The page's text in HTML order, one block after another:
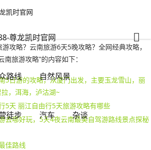
凯时官网
尊龙凯时官网
路线 自然风景
徒步 汽车 杂谈
凯时官网
云南旅游6天5晚攻略-www.尊龙凯时888
游攻略？云南旅游6天5晚攻略？全网经典攻略，
旅游攻略”的内容如下：
5日游的攻略，从厦门出发，主要玉龙雪山，丽
，洱海，泸沽湖~
5天 丽江自由行5天旅游攻略有哪些
去哪好玩，5天4夜云南最美自驾游路线景点探秘
佳路线